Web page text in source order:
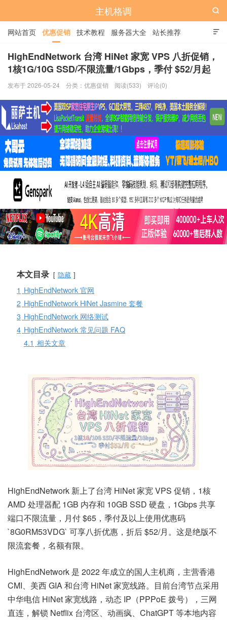
主机格调

网站首页 优惠促销 技术教程 服务器大全 站长推荐
全站标签 广告位

HighEndNetwork 台湾 HiNet 家宽 VPS 八折促销，
1核1G/10G SSD/不限流量/1Gbps，季付 $52/月起
发布于 2026-05-24 分类： 优惠促销 阅读(533) 评论(0)
本文目录 隐藏
1 HighEndNetwork 官网
2 HighEndNetwork HiNet Jasmine 套餐
3 HighEndNetwork 网络测试
4 HighEndNetwork 常见问题 FAQ
4.1 相关文章
HighEndNetwork 新上了台湾 HiNet 家宽 VPS 促销，1核
AMD 处理器配 1GB 内存和 10GB SSD 硬盘，1Gbps 共享
端口不限流量，月付 $65，季付及以上使用优惠码
`8G0RM53VDG` 可享八折优惠，折后 $52/月。这是绝版不
限流套餐，名额有限。
HighEndNetwork 是 2022 年成立的国人主机商，主营香港
CMI、美西 GIA 和台湾 HiNet 家宽线路。目前台湾节点采用
中华电信 HiNet 家宽线路，动态 IP（PPPoE 拨号），三网
直连，解锁 Netflix 台湾区、动画疯、ChatGPT 等本地内容